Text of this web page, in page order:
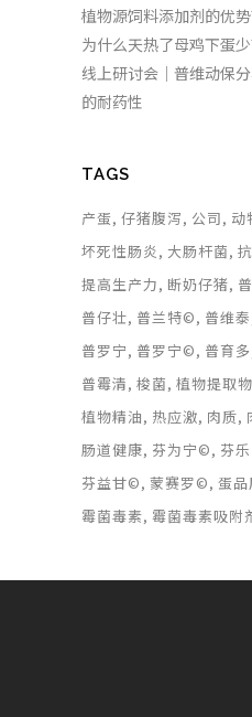
植物源饲料添加剂的优势
为什么天热了母鸡下蛋少
线上研讨会｜普维动保
的耐药性
TAGS
产蛋 仔猪腹泻 公司 动
坏死性肠炎 大肠杆菌
提高生产力 断奶仔猪
普仔壮 普兰特© 普维泰
普罗宁 普罗宁© 普育多
普霉清 梭菌 植物提取物
植物精油 热应激 肉质
肠道健康 芬为宁© 芬
芬益甘© 蒙赛罗© 蛋品
霉菌毒素 霉菌毒素吸附